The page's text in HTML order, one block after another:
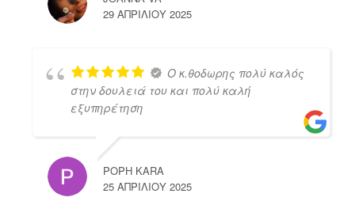
29 ΑΠΡΙΛΊΟΥ 2025
Ο κ.θοδωρης πολύ καλός
στην δουλειά του και πολύ καλή
εξυπηρέτηση
POPH KARA
25 ΑΠΡΙΛΊΟΥ 2025